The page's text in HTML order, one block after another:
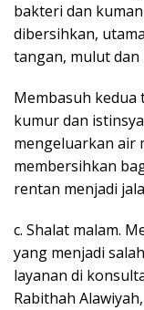
bakteri dan
dibersihkan,
tangan, mulut dan
Membasuh
kumur dan
mengeluarkan air
membersihkan
rentan menjadi
c. Shalat malam.
yang menjadi
layanan di
Rabithah